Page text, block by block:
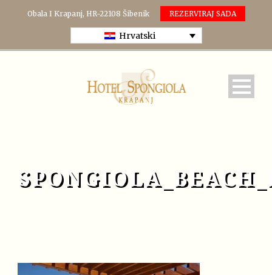
Obala I Krapanj, HR-22108 Šibenik REZERVIRAJ SADA
Hrvatski